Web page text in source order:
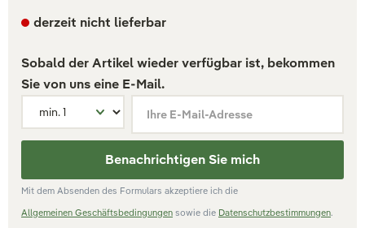
derzeit nicht lieferbar
Sobald der Artikel wieder verfügbar ist, bekommen
Sie von uns eine E-Mail.
Ihre E-Mail-Adresse
Benachrichtigen Sie mich
Mit dem Absenden des Formulars akzeptiere ich die
Allgemeinen Geschäftsbedingungen sowie die Datenschutzbestimmungen.